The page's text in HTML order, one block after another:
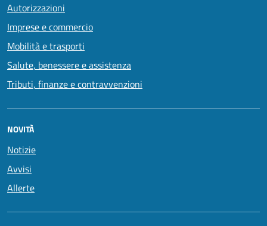
Autorizzazioni
Imprese e commercio
Mobilità e trasporti
Salute, benessere e assistenza
Tributi, finanze e contravvenzioni
NOVITÀ
Notizie
Avvisi
Allerte